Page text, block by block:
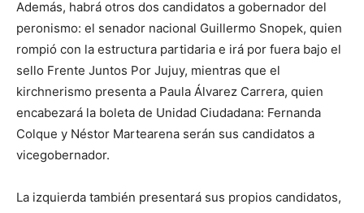
Además, habrá otros dos candidatos a gobernador del
peronismo: el senador nacional Guillermo Snopek, quien
rompió con la estructura partidaria e irá por fuera bajo el
sello Frente Juntos Por Jujuy, mientras que el
kirchnerismo presenta a Paula Álvarez Carrera, quien
encabezará la boleta de Unidad Ciudadana: Fernanda
Colque y Néstor Martearena serán sus candidatos a
vicegobernador.
La izquierda también presentará sus propios candidatos,